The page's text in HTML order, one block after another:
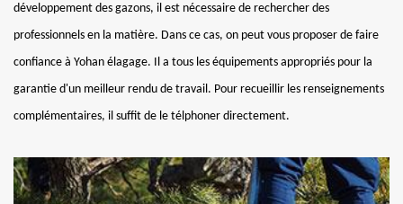
développement des gazons, il est nécessaire de rechercher des
professionnels en la matière. Dans ce cas, on peut vous proposer de faire
confiance à Yohan élagage. Il a tous les équipements appropriés pour la
garantie d'un meilleur rendu de travail. Pour recueillir les renseignements
complémentaires, il suffit de le télphoner directement.